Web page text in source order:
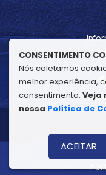
CONSENTIMENTO
Nós coletamos
melhor experiência,
consentimento. Veja
nossa Política de
ACEITAR